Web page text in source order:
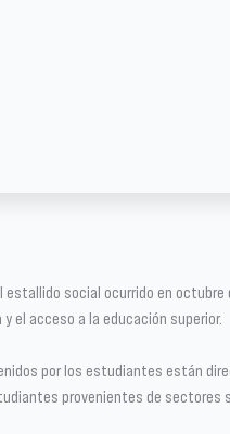
social ocurrido en
el acceso a la educación superior.
por los estudiantes están
provenientes de